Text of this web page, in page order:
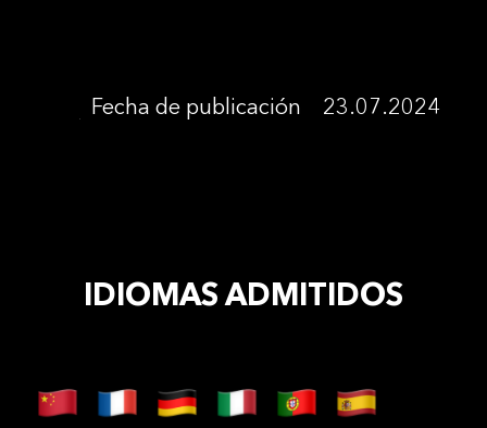
Fecha de publicación 23.07.2024
IDIOMAS ADMITIDOS